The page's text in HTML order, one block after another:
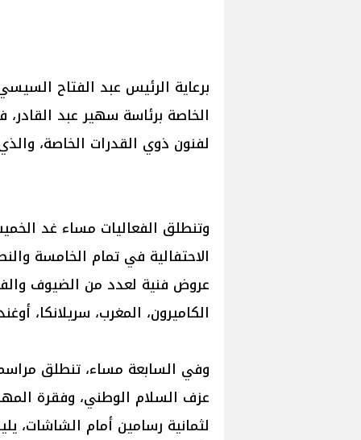
برعاية الرئيس عبد الفتاح
الخاصة برئاسة سهير عبد القادر،
لفنون ذوي القدرات الخاصة،
وتنطلق الفعاليات مساء غد
الاحتفالية في تمام الخامسة
عروض فنية لعدد من الضيوف
الكاميرون، المغرب، سريلانكا،
وفي السابعة مساء، تنطلق
عزف السلام الوطني، وفقرة
لثمانية رسامين أمام الشاشات،